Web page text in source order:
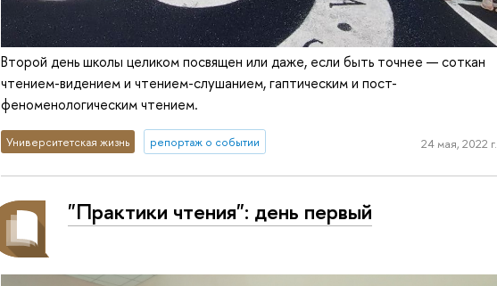
Второй день школы целиком посвящен или даже, если быть точнее — соткан
чтением-видением и чтением-слушанием, гаптическим и пост-
феноменологическим чтением.
Университетская жизнь репортаж о событии 24 мая, 2022 г.
"Практики чтения": день первый